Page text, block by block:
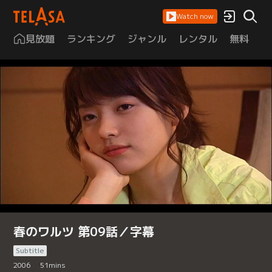
Watch now
見放題 ランキング ジャンル レンタル 無料
春のワルツ 第09話／字幕
Subtitle
2006
51mins